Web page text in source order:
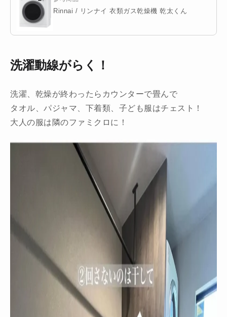
Rinnai / リンナイ 衣類ガス乾燥機 乾太くん
洗濯動線がらく！
洗濯、乾燥が終わったらカウンターで畳んで
タオル、パジャマ、下着類、子ども服はチェスト！
大人の服は隣のファミクロに！